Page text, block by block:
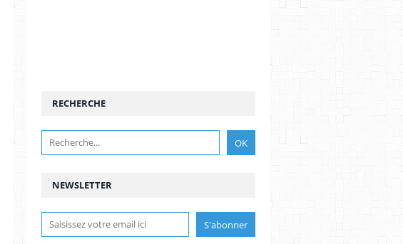
NEWSLETTER
RECHERCHE